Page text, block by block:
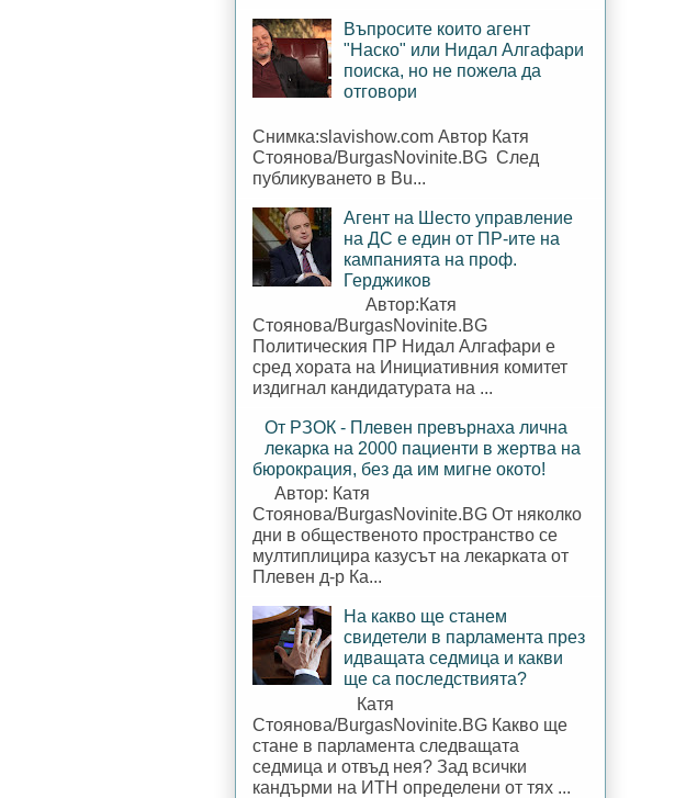
Въпросите които агент
"Наско" или Нидал Алгафари
поиска, но не пожела да
отговори
Снимка:slavishow.com Автор Катя
Стоянова/BurgasNovinite.BG След
публикуването в Bu...
Агент на Шесто управление
на ДС е един от ПР-ите на
кампанията на проф.
Герджиков
Автор:Катя
Стоянова/BurgasNovinite.BG
Политическия ПР Нидал Алгафари е
сред хората на Инициативния комитет
издигнал кандидатурата на ...
От РЗОК - Плевен превърнаха лична
лекарка на 2000 пациенти в жертва на
бюрокрация, без да им мигне окото!
Автор: Катя
Стоянова/BurgasNovinite.BG От няколко
дни в общественото пространство се
мултиплицира казусът на лекарката от
Плевен д-р Ка...
На какво ще станем
свидетели в парламента през
идващата седмица и какви
ще са последствията?
Катя
Стоянова/BurgasNovinite.BG Какво ще
стане в парламента следващата
седмица и отвъд нея? Зад всички
кандърми на ИТН определени от тях ...